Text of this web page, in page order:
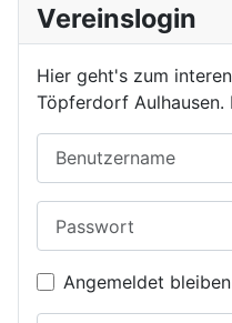
Vereinslogin
Hier geht's zum
Töpferdorf
Angemeldet bleiben